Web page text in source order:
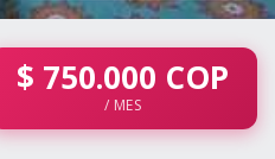
$ 750.000 COP
/ MES